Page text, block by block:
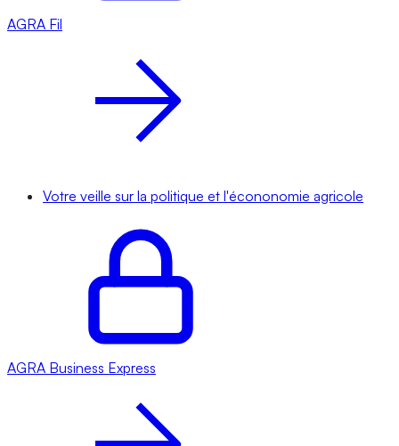
AGRA Fil
Votre veille sur la politique et l'écononomie agricole
AGRA Business Express